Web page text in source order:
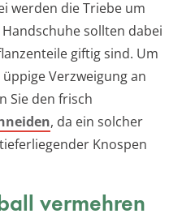
werden die Triebe um
sollten dabei
giftig sind. Um
Verzweigung an
Sie den frisch
, da ein solcher
Knospen
vermehren